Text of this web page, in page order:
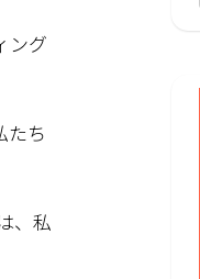
ング
たち
、私